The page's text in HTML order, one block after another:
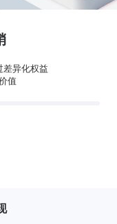
差异化权益
值